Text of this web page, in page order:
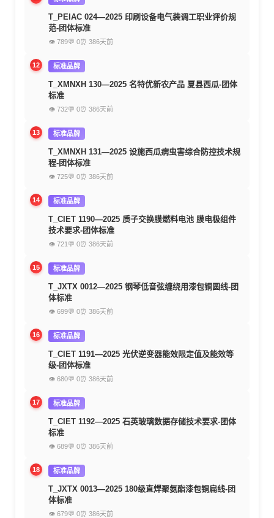
T_PEIAC 024—2025 印刷设备电气装调工职业评价规
范-团体标准
👁 789💬 0⏰ 386天前
12 标准品牌
T_XMNXH 130—2025 名特优新农产品 夏县西瓜-团体
标准
👁 732💬 0⏰ 386天前
13 标准品牌
T_XMNXH 131—2025 设施西瓜病虫害综合防控技术规
程-团体标准
👁 725💬 0⏰ 386天前
14 标准品牌
T_CIET 1190—2025 质子交换膜燃料电池 膜电极组件
技术要求-团体标准
👁 721 💬 0⏰ 386天前
15 标准品牌
T_JXTX 0012—2025 钢琴低音弦缠绕用漆包铜圆线-团
体标准
👁 699💬 0⏰ 386天前
16 标准品牌
T_CIET 1191—2025 光伏逆变器能效限定值及能效等
级-团体标准
👁 680💬 0⏰ 386天前
17 标准品牌
T_CIET 1192—2025 石英玻璃数据存储技术要求-团体
标准
👁 689💬 0⏰ 386天前
18 标准品牌
T_JXTX 0013—2025 180级直焊聚氨酯漆包铜扁线-团
体标准
👁 679💬 0⏰ 386天前